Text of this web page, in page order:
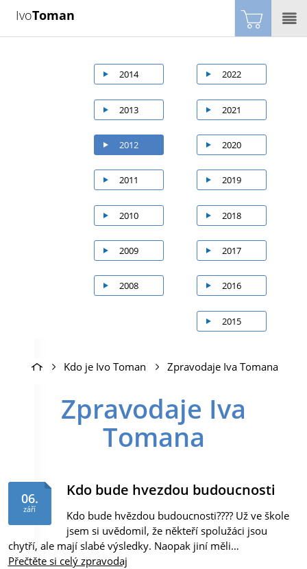
IvoToman
2022
2021
2020
2019
2018
2017
2016
2015
2014
2013
2012
2011
2010
2009
2008
Kdo je Ivo Toman Zpravodaje Iva Tomana
Zpravodaje Iva
Tomana
06.
září
Kdo bude hvezdou budoucnosti
Kdo bude hvězdou budoucnosti???? Už ve škole
jsem si uvědomil, že někteří spolužáci jsou
chytří, ale mají slabé výsledky. Naopak jiní měli…
Přečtěte si celý zpravodaj